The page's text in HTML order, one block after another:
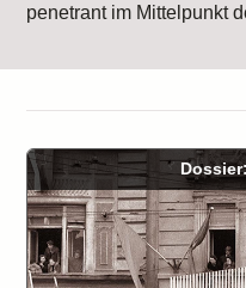
penetrant im Mittelpunkt